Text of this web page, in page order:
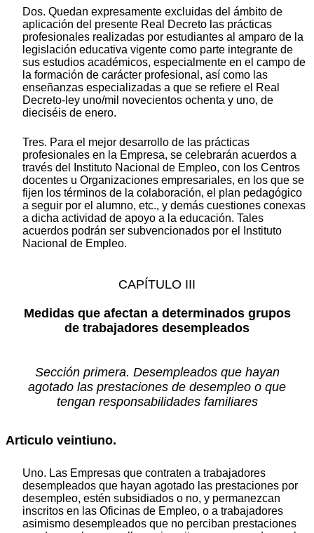
Dos. Quedan expresamente excluidas del ámbito de
aplicación del presente Real Decreto las prácticas
profesionales realizadas por estudiantes al amparo de la
legislación educativa vigente como parte integrante de
sus estudios académicos, especialmente en el campo de
la formación de carácter profesional, así como las
enseñanzas especializadas a que se refiere el Real
Decreto-ley uno/mil novecientos ochenta y uno, de
dieciséis de enero.
Tres. Para el mejor desarrollo de las prácticas
profesionales en la Empresa, se celebrarán acuerdos a
través del Instituto Nacional de Empleo, con los Centros
docentes u Organizaciones empresariales, en los que se
fijen los términos de la colaboración, el plan pedagógico
a seguir por el alumno, etc., y demás cuestiones conexas
a dicha actividad de apoyo a la educación. Tales
acuerdos podrán ser subvencionados por el Instituto
Nacional de Empleo.
CAPÍTULO III
Medidas que afectan a determinados grupos
de trabajadores desempleados
Sección primera. Desempleados que hayan
agotado las prestaciones de desempleo o que
tengan responsabilidades familiares
Articulo veintiuno.
Uno. Las Empresas que contraten a trabajadores
desempleados que hayan agotado las prestaciones por
desempleo, estén subsidiados o no, y permanezcan
inscritos en las Oficinas de Empleo, o a trabajadores
asimismo desempleados que no perciban prestaciones